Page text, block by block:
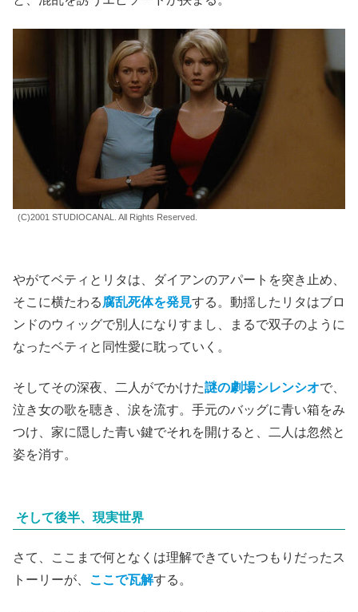
(C)2001 STUDIOCANAL. All Rights Reserved.
やがてベティとリタは、ダイアンのアパートを突き止め、
そこに横たわる腐乱死体を発見する。動揺したリタはブロ
ンドのウィッグで別人になりすまし、まるで双子のように
なったベティと同性愛に耽っていく。
そしてその深夜、二人がでかけた謎の劇場シレンシオで、
泣き女の歌を聴き、涙を流す。手元のバッグに青い箱をみ
つけ、家に隠した青い鍵でそれを開けると、二人は忽然と
姿を消す。
そして後半、現実世界
さて、ここまで何となくは理解できていたつもりだったス
トーリーが、 ここで瓦解する。